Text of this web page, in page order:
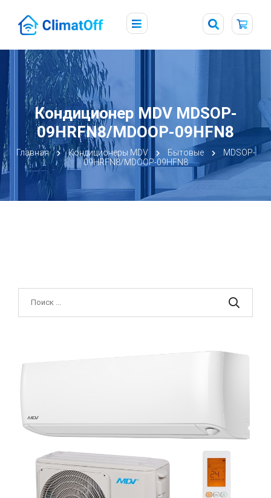
Кондиционер MDV MDSOP-
09HRFN8/MDOOP-09HFN8
Главная Кондиционеры MDV Бытовые
MDSOP-
09HRFN8/MDOOP-09HFN8